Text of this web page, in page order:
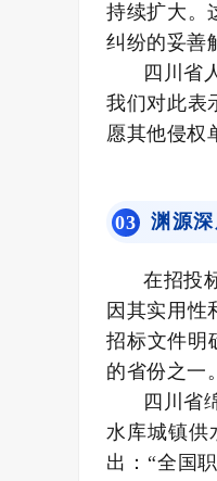
持续扩大。
纠纷的妥善
四川省
我们对此表
愿其他侵权
03 渊源
在招投
因其实用性
招标文件明
的省份之一。
四川省
水库城镇供
出：“全国